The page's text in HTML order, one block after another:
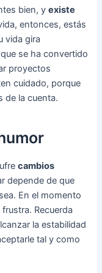
bien, yexiste
entonces, estás
vida gira
se ha convertido
proyectos
cuidado, porque
de la cuenta.
cambios
depende de que
En el momento
Recuerda
la estabilidad
tal y como